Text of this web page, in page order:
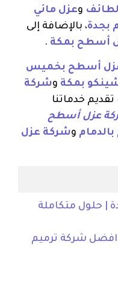
وعزل مائي
بجدة، بالإضافة إلى
أسطح بمكة .
أسطح بخميس
بمكة وشركة
تقديم خدماتنا
عزل أسطح
وشركة عزل
| حلول متكاملة
افضل شركة ترميم